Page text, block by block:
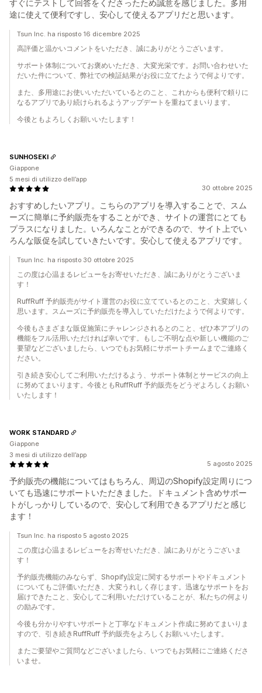
すぐにテストして回答をくださったため誠意を感じました。多用
途に使えて便利ですし、安心して使えるアプリだと思います。
Tsun Inc. ha risposto 16 dicembre 2025
高評価と温かいコメントをいただき、誠にありがとうございます。
サポート体制についてお褒めいただき、大変光栄です。お問い合わせいた
だいた件について、弊社での検証結果がお役に立てたようで何よりです。
また、多用途にお使いいただいているとのこと、これからも便利で頼りに
なるアプリであり続けられるようアップデートを重ねてまいります。
今後ともよろしくお願いいたします！
30 ottobre 2025
おすすめしたいアプリ。こちらのアプリを導入することで、スム
ーズに簡単に予約販売をすることができ、サイトの運営にとても
プラスになりました。いろんなことができるので、サイト上でい
ろんな販促を試していきたいです。安心して使えるアプリです。
SUNHOSEKI
Giappone
5 mesi di utilizzo dell’app
Tsun Inc. ha risposto 30 ottobre 2025
この度は心温まるレビューをお寄せいただき、誠にありがとうございま
す！
RuffRuff 予約販売がサイト運営のお役に立てているとのこと、大変嬉しく
思います。スムーズに予約販売を導入していただけたようで何よりです。
今後もさまざまな販促施策にチャレンジされるとのこと、ぜひ本アプリの
機能をフル活用いただければ幸いです。もしご不明な点や新しい機能のご
要望などございましたら、いつでもお気軽にサポートチームまでご連絡く
ださい。
引き続き安心してご利用いただけるよう、サポート体制とサービスの向上
に努めてまいります。今後ともRuffRuff 予約販売をどうぞよろしくお願い
いたします！
5 agosto 2025
予約販売の機能についてはもちろん、周辺のShopify設定周りにつ
いても迅速にサポートいただきました。ドキュメント含めサポー
トがしっかりしているので、安心して利用できるアプリだと感じ
ます！
WORK STANDARD
Giappone
3 mesi di utilizzo dell’app
Tsun Inc. ha risposto 5 agosto 2025
この度は心温まるレビューをお寄せいただき、誠にありがとうございま
す！
予約販売機能のみならず、Shopify設定に関するサポートやドキュメント
についてもご評価いただき、大変うれしく存じます。迅速なサポートをお
届けできたこと、安心してご利用いただけていることが、私たちの何より
の励みです。
今後も分かりやすいサポートと丁寧なドキュメント作成に努めてまいりま
すので、引き続きRuffRuff 予約販売をよろしくお願いいたします。
またご要望やご質問などございましたら、いつでもお気軽にご連絡くださ
いませ。